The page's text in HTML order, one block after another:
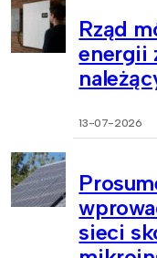
Rząd
energii
13-07-2026
sieci